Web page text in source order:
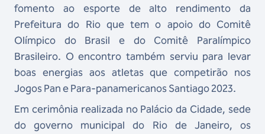
fomento ao esporte de alto rendimento da
Prefeitura do Rio que tem o apoio do Comitê
Olímpico do Brasil e do Comitê Paralímpico
Brasileiro. O encontro também serviu para levar
boas energias aos atletas que competirão nos
Jogos Pan e Para-panamericanos Santiago 2023.
Em cerimônia realizada no Palácio da Cidade, sede
do governo municipal do Rio de Janeiro, os